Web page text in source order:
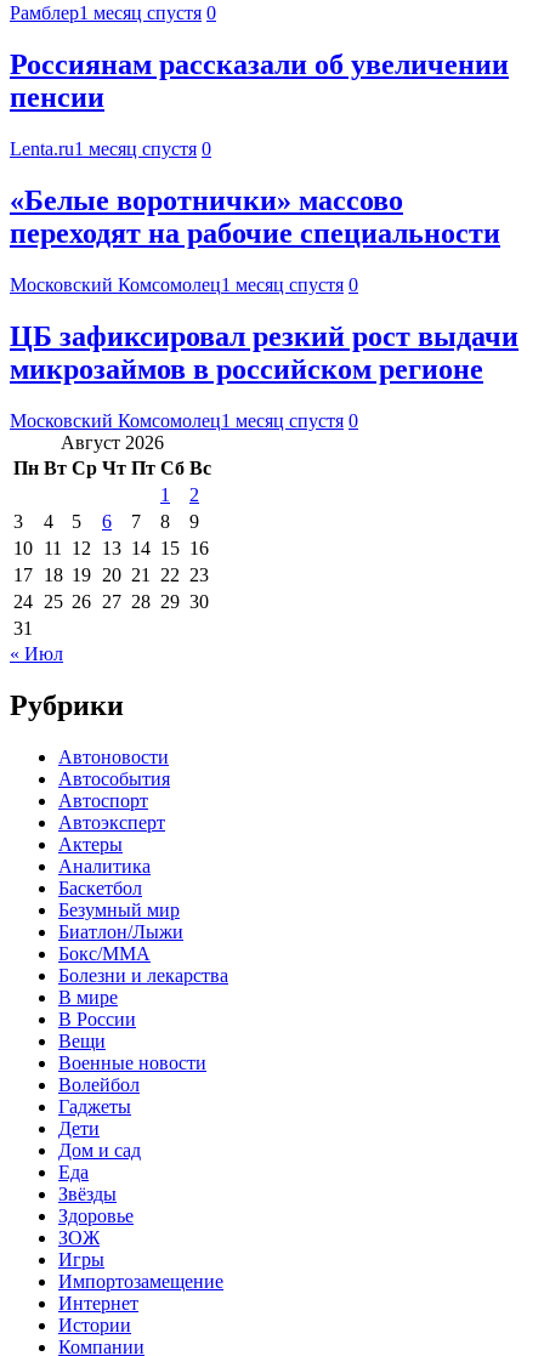
Рамблер1 месяц спустя 0
Россиянам рассказали об увеличении
пенсии
Lenta.ru1 месяц спустя 0
«Белые воротнички» массово
переходят на рабочие специальности
Московский Комсомолец1 месяц спустя 0
ЦБ зафиксировал резкий рост выдачи
микрозаймов в российском регионе
Московский Комсомолец1 месяц спустя 0
Август 2026
Пн Вт Ср Чт Пт Сб Вс
1
2
3
4 5 6 7 8
9
10 11 12 13 14 15 16
17 18 19 20 21 22 23
24 25 26 27 28 29 30
31
« Июл
Рубрики
Автоновости
Автособытия
Автоспорт
Автоэксперт
Актеры
Аналитика
Баскетбол
Безумный мир
Биатлон/Лыжи
Бокс/MMA
Болезни и лекарства
В мире
В России
Вещи
Военные новости
Волейбол
Гаджеты
Дети
Дом и сад
Еда
Звёзды
Здоровье
ЗОЖ
Игры
Импортозамещение
Интернет
Истории
Компании